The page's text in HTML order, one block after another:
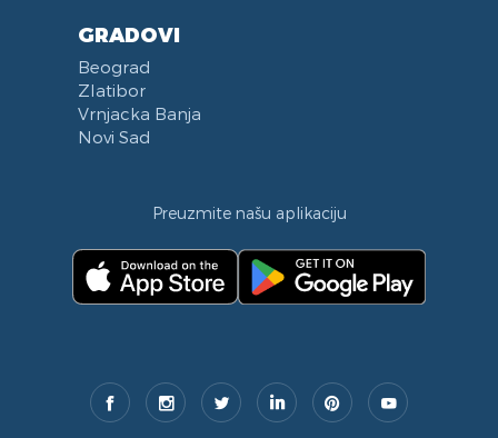
GRADOVI
Beograd
Zlatibor
Vrnjacka Banja
Novi Sad
Preuzmite našu aplikaciju